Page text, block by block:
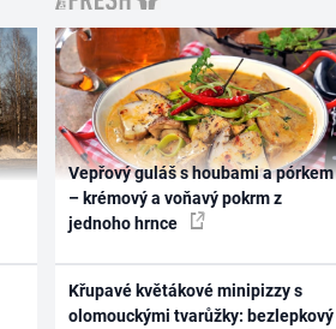
Vepřový guláš s houbami a pórkem
– krémový a voňavý pokrm z
jednoho hrnce
Křupavé květákové minipizzy s
olomouckými tvarůžky: bezlepkový